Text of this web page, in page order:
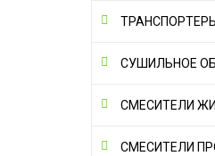
СУШИЛЬНОЕ
СМЕСИТЕЛИ
СМЕСИТЕЛИ